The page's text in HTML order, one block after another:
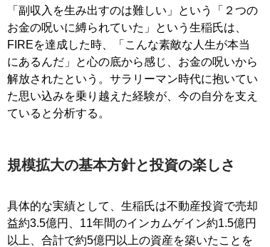
「副収入を生み出すのは難しい」という「２つの
お金の呪いに縛られていた」という生稲氏は、
FIREを達成した時、「こんな素敵な人生が本当
にあるんだ」と心の底から感じ、お金の呪いから
解放されたという。サラリーマン時代に抱いてい
た思い込みを乗り越えた経験が、今の自分を支え
ていると分析する。
規模拡大の基本方針と投資の楽しさ
具体的な実績として、生稲氏は不動産投資で売却
益約3.5億円、11年間のインカムゲイン約1.5億円
以上、合計で約5億円以上の資産を築いたことを